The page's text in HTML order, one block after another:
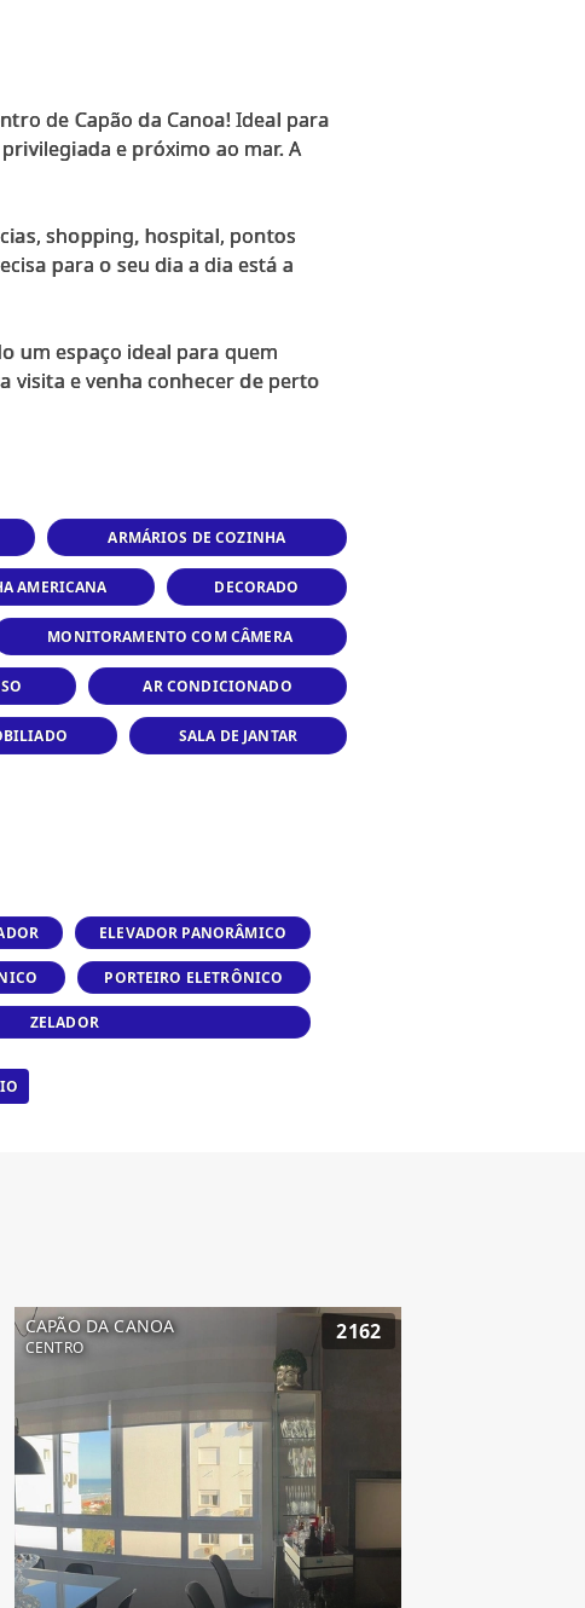
de Capão da Canoa! Ideal para
e próximo ao mar. A
shopping, hospital, pontos
para o seu dia a dia está a
um espaço ideal para quem
visita e venha conhecer de perto
ARMÁRIOS DE COZINHA
AMERICANA DECORADO
MONITORAMENTO COM CÂMERA
AR CONDICIONADO
SALA DE JANTAR
ELEVADOR PANORÂMICO
PORTEIRO ELETRÔNICO
ZELADOR
CAPÃO DA CANOA
CENTRO
2162